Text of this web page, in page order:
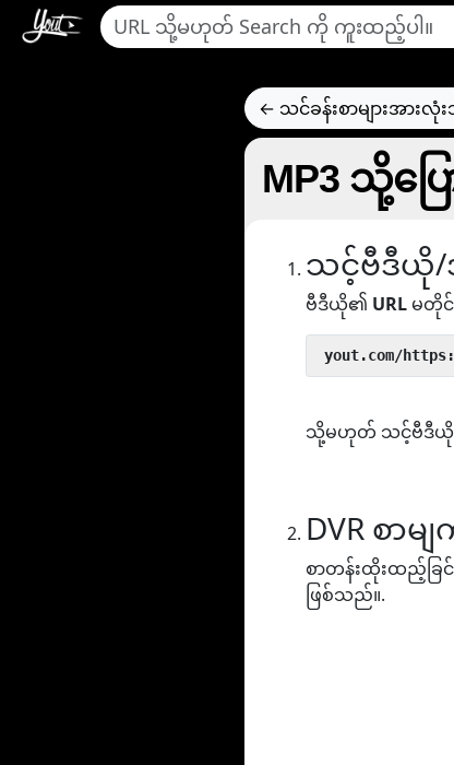
← သင်ခန်းစာများအားလုံ
MP3 သို့ပ
သင့်ဗီဒီယို/
ဗီဒီယို၏ URL မတို
yout.com/
သို့မဟုတ် သင့်ဗီဒီယို/
DVR စာမ
စာတန်းထိုးထည့်ခြ
ဖြစ်သည်။.